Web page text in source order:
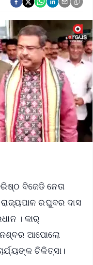
Apna Desh
ବିଜେଡି ନେତା
ରଘୁବର ଦାସ
। କାର୍‌
ଆପୋଲୋ
ଚିକିତ୍ସା।